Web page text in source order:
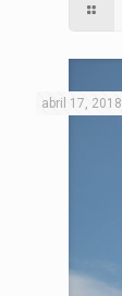
abril 17, 2018